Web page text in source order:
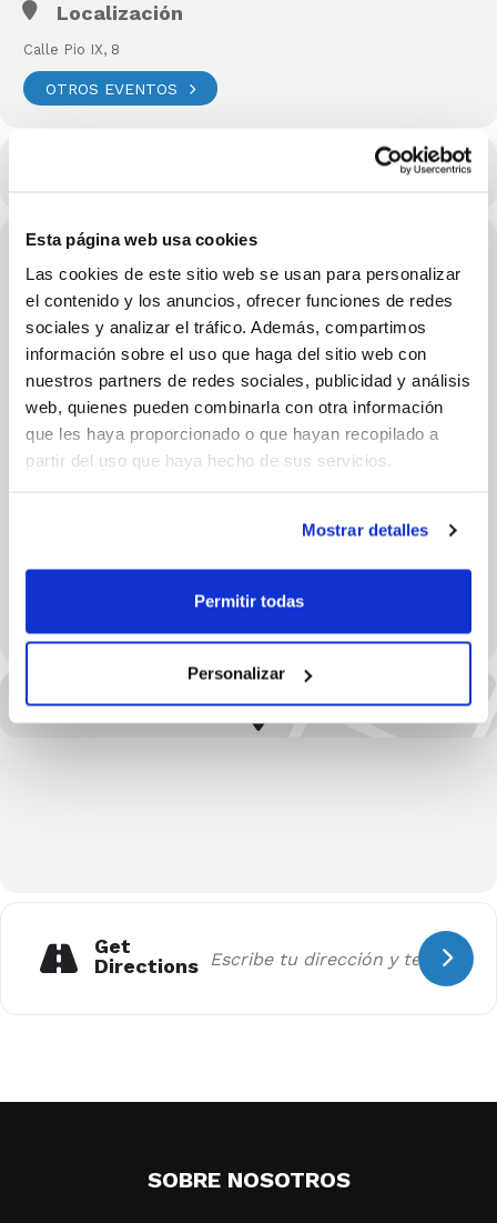
Esta página web usa cookies
Las cookies de este sitio web se usan para personalizar
el contenido y los anuncios, ofrecer funciones de redes
sociales y analizar el tráfico. Además, compartimos
información sobre el uso que haga del sitio web con
nuestros partners de redes sociales, publicidad y análisis
web, quienes pueden combinarla con otra información
que les haya proporcionado o que hayan recopilado a
partir del uso que haya hecho de sus servicios.
Mostrar detalles
Permitir todas
Personalizar
Localización
Calle Pio IX, 8
OTROS EVENTOS
CALENDARIO GOOGLE
C.P.Ramiro Jover (Pabellón)
Get
Directions
SOBRE NOSOTROS